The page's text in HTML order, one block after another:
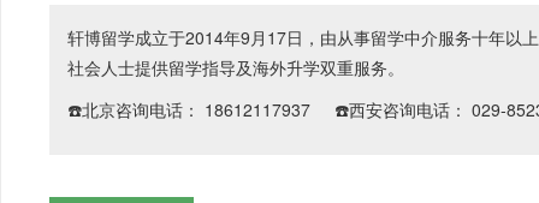
轩博留学成立于2014年9月17日，由从事留学中介服务十年以
社会人士提供留学指导及海外升学双重服务。
☎️北京咨询电话： 18612117937 ☎️西安咨询电话： 029-